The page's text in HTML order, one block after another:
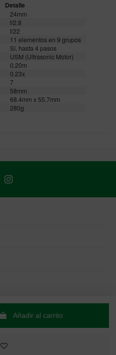
Añadir al carrito
Detalle
24mm
f/2.8
f/22
11 elementos en 9 grupos
Sí, hasta 4 pasos
USM (Ultrasonic Motor)
0.20m
0.23x
7
58mm
68.4mm x 55.7mm
280g